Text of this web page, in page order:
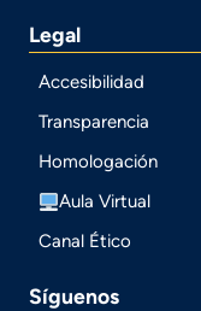
Legal
Accesibilidad
Transparencia
Homologación
Aula Virtual
Canal Ético
Síguenos